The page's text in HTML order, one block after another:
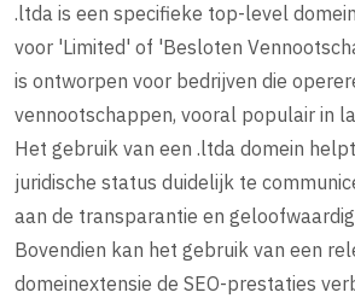
.ltda is een specifieke top-level
voor 'Limited' of 'Besloten
is ontworpen voor bedrijven die
vennootschappen, vooral populair in
Het gebruik van een .ltda domein
juridische status duidelijk te
aan de transparantie en
Bovendien kan het gebruik van een
domeinextensie de SEO-prestaties